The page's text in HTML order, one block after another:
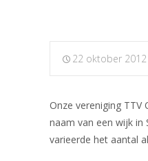
22 oktober 2012
Onze vereniging TTV
naam van een wijk in
varieerde het aantal